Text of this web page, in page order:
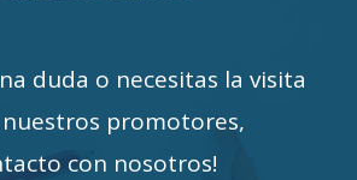
duda o necesitas la visita
promotores,
con nosotros!